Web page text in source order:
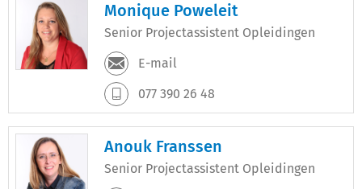
Monique Poweleit
Senior Projectassistent Opleidingen
E-mail
077 390 26 48
Anouk Franssen
Senior Projectassistent Opleidingen